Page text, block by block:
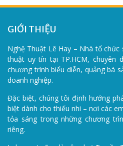
GIỚI THIỆU
Nghệ Thuật Lê Hay – Nhà tổ
thuật uy tín tại TP.HCM, chuyên
chương trình biểu diễn, quảng bá
doanh nghiệp.
Đặc biệt, chúng tôi định hướng
biệt dành cho thiếu nhi – nơi các
tỏa sáng trong những chương
riêng.